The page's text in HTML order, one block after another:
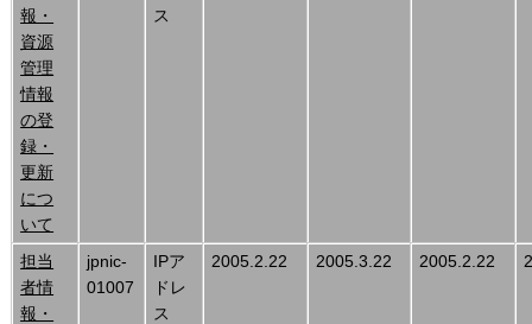
報・
資源
管理
情報
の登
録・
更新
につ
いて
ス
担当
者情
報・
jpnic-
01007
IPア
ドレ
ス
2005.2.22 2005.3.22 2005.2.22